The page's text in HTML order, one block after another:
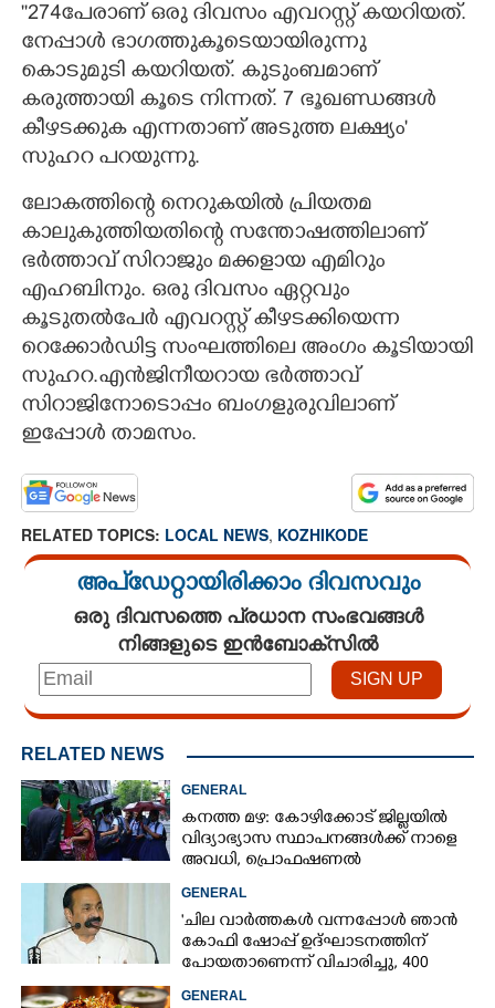
''274പേരാണ് ഒരു ദിവസം എവറസ്റ്റ് കയറിയത്.
നേപ്പാൾ ഭാഗത്തുകൂടെയായിരുന്നു
കൊടുമുടി കയറിയത്. കുടുംബമാണ്
കരുത്തായി കൂടെ നിന്നത്. 7 ഭൂഖണ്ഡങ്ങൾ
കീഴടക്കുക എന്നതാണ് അടുത്ത ലക്ഷ്യം"
സുഹറ പറയുന്നു.
ലോകത്തിന്റെ നെറുകയിൽ പ്രിയതമ
കാലുകുത്തിയതിന്റെ സന്തോഷത്തിലാണ്
ഭർത്താവ് സിറാജും മക്കളായ എമിറും
എഹബിനും. ഒരു ദിവസം ഏറ്റവും
കൂടുതൽപേർ എവറസ്റ്റ് കീഴടക്കിയെന്ന
റെക്കോർഡിട്ട സംഘത്തിലെ അംഗം കൂടിയായി
സുഹറ.എൻജിനീയറായ ഭർത്താവ്
സിറാജിനോടൊപ്പം ബംഗളുരുവിലാണ്
ഇപ്പോൾ താമസം.
RELATED TOPICS: LOCAL NEWS, KOZHIKODE
അപ്ഡേറ്റായിരിക്കാം ദിവസവും
ഒരു ദിവസത്തെ പ്രധാന സംഭവങ്ങൾ
നിങ്ങളുടെ ഇൻബോക്സിൽ
RELATED NEWS
GENERAL
കനത്ത മഴ: കോഴിക്കോട് ജില്ലയിൽ
വിദ്യാഭ്യാസ സ്ഥാപനങ്ങൾക്ക് നാളെ
അവധി,​ പ്രൊഫഷണൽ
GENERAL
'ചില വാർത്തകൾ വന്നപ്പോൾ ഞാൻ
കോഫി ഷോപ്പ് ഉദ്ഘാടനത്തിന്
പോയതാണെന്ന് വിചാരിച്ചു, 400
GENERAL